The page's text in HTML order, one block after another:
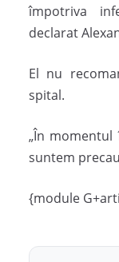
împotriva
declarat
El nu
spital.
„În
suntem
{module